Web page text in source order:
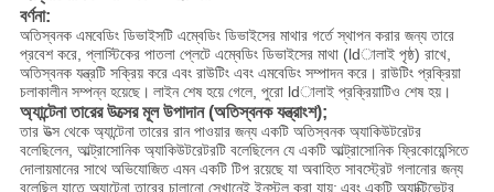
বর্ণনা:
অতিস্বনক এমবেডিং ডিভাইসটি এম্বেডিং ডিভাইসের মাথার গর্তে স্থাপন করার জন্য তারে
প্রবেশ করে, প্লাস্টিকের পাতলা প্লেটে এম্বেডিং ডিভাইসের মাথা (ldালাই পৃষ্ঠ) রাখে,
অতিস্বনক যন্ত্রটি সক্রিয় করে এবং রাউটিং এবং এমবেডিং সম্পাদন করে। রাউটিং প্রক্রিয়া
চলাকালীন সম্পন্ন হয়েছে। লাইন শেষ হয়ে গেলে, পুরো ldালাই প্রক্রিয়াটিও শেষ হয়।
অ্যান্টেনা তারের উত্সের মূল উপাদান (অতিস্বনক যন্ত্রাংশ);
তার উত্স থেকে অ্যান্টেনা তারের রান পাওয়ার জন্য একটি অতিস্বনক অ্যাকিউটরেটর
বলেছিলেন, আল্ট্রাসোনিক অ্যাকিউটরেটরটি বলেছিলেন যে একটি আল্ট্রাসোনিক ফ্রিকোয়েন্সিতে
দোলায়মানের সাথে অভিযোজিত এমন একটি টিপ রয়েছে যা অবাহিত সাবস্ট্রেট গলানোর জন্য
বলেছিল যাতে অ্যান্টেনা তারের চালানো সেখানেই ইনস্টল করা যায়; এবং একটি অ্যাক্টিভেটর